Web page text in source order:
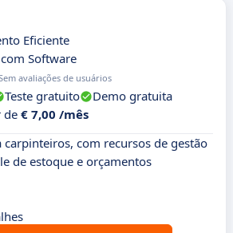
Eficiente
Software
avaliações de usuários
Teste gratuito
Demo gratuita
de € 7,00 /mês
carpinteiros, com recursos de gestão
de estoque e orçamentos